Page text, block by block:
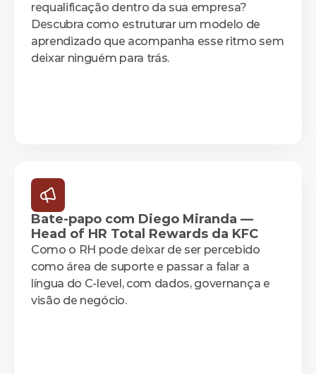
requalificação dentro da sua empresa?
Descubra como estruturar um modelo de
aprendizado que acompanha esse ritmo sem
deixar ninguém para trás.
Bate-papo com Diego Miranda —
Head of HR Total Rewards da KFC
Como o RH pode deixar de ser percebido
como área de suporte e passar a falar a
língua do C-level, com dados, governança e
visão de negócio.